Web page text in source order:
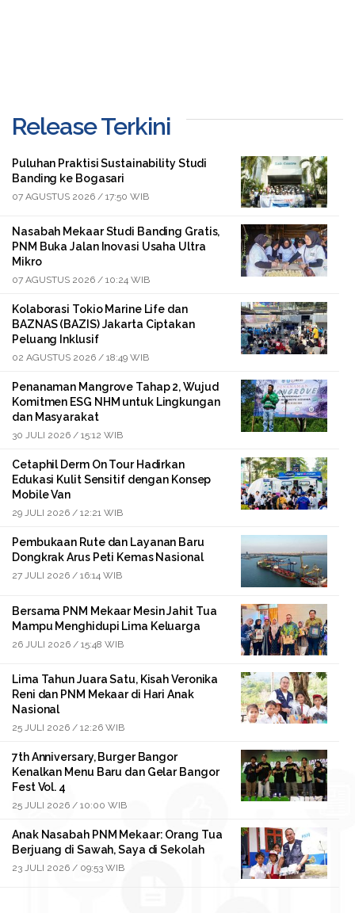
Release Terkini
Puluhan Praktisi Sustainability Studi
Banding ke Bogasari
07 AGUSTUS 2026 / 17:50 WIB
Nasabah Mekaar Studi Banding Gratis,
PNM Buka Jalan Inovasi Usaha Ultra
Mikro
07 AGUSTUS 2026 / 10:24 WIB
Kolaborasi Tokio Marine Life dan
BAZNAS (BAZIS) Jakarta Ciptakan
Peluang Inklusif
02 AGUSTUS 2026 / 18:49 WIB
Penanaman Mangrove Tahap 2, Wujud
Komitmen ESG NHM untuk Lingkungan
dan Masyarakat
30 JULI 2026 / 15:12 WIB
Cetaphil Derm On Tour Hadirkan
Edukasi Kulit Sensitif dengan Konsep
Mobile Van
29 JULI 2026 / 12:21 WIB
Pembukaan Rute dan Layanan Baru
Dongkrak Arus Peti Kemas Nasional
27 JULI 2026 / 16:14 WIB
Bersama PNM Mekaar Mesin Jahit Tua
Mampu Menghidupi Lima Keluarga
26 JULI 2026 / 15:48 WIB
Lima Tahun Juara Satu, Kisah Veronika
Reni dan PNM Mekaar di Hari Anak
Nasional
25 JULI 2026 / 12:26 WIB
7th Anniversary, Burger Bangor
Kenalkan Menu Baru dan Gelar Bangor
Fest Vol. 4
25 JULI 2026 / 10:00 WIB
Anak Nasabah PNM Mekaar: Orang Tua
Berjuang di Sawah, Saya di Sekolah
23 JULI 2026 / 09:53 WIB